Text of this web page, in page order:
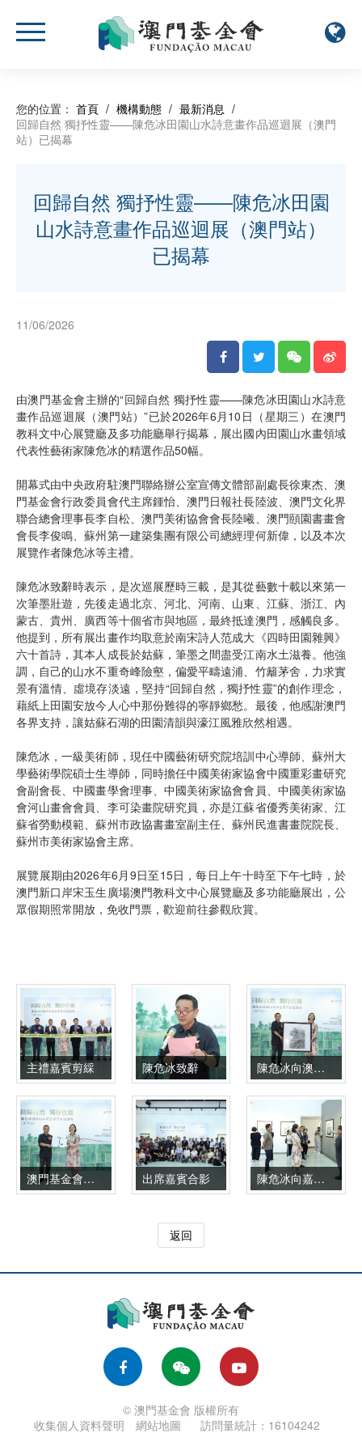
您的位置： 首頁 / 機構動態 / 最新消息 /
回歸自然 獨抒性靈——陳危冰田園山水詩意畫作品巡迴展（澳門
站）已揭幕
回歸自然 獨抒性靈——陳危冰田園
山水詩意畫作品巡迴展（澳門站）
已揭幕
11/06/2026
由澳門基金會主辦的“回歸自然 獨抒性靈——陳危冰田園山水詩意
畫作品巡迴展（澳門站）”已於2026年6月10日（星期三）在澳門
教科文中心展覽廳及多功能廳舉行揭幕，展出國內田園山水畫領域
代表性藝術家陳危冰的精選作品50幅。
開幕式由中央政府駐澳門聯絡辦公室宣傳文體部副處長徐東杰、澳
門基金會行政委員會代主席鍾怡、澳門日報社長陸波、澳門文化界
聯合總會理事長李自松、澳門美術協會會長陸曦、澳門頤園書畫會
會長李俊鳴、蘇州第一建築集團有限公司總經理何新偉，以及本次
展覽作者陳危冰等主禮。
陳危冰致辭時表示，是次巡展歷時三載，是其從藝數十載以來第一
次筆墨壯遊，先後走過北京、河北、河南、山東、江蘇、浙江、內
蒙古、貴州、廣西等十個省市與地區，最終抵達澳門，感觸良多。
他提到，所有展出畫作均取意於南宋詩人范成大《四時田園雜興》
六十首詩，其本人成長於姑蘇，筆墨之間盡受江南水土滋養。他強
調，自己的山水不重奇峰險壑，偏愛平疇遠浦、竹籬茅舍，力求實
景有溫情、虛境存淡遠，堅持“回歸自然，獨抒性靈”的創作理念，
藉紙上田園安放今人心中那份難得的寧靜鄉愁。最後，他感謝澳門
各界支持，讓姑蘇石湖的田園清韻與濠江風雅欣然相遇。
陳危冰，一級美術師，現任中國藝術研究院培訓中心導師、蘇州大
學藝術學院碩士生導師，同時擔任中國美術家協會中國重彩畫研究
會副會長、中國畫學會理事、中國美術家協會會員、中國美術家協
會河山畫會會員、李可染畫院研究員，亦是江蘇省優秀美術家、江
蘇省勞動模範、蘇州市政協書畫室副主任、蘇州民進書畫院院長、
蘇州市美術家協會主席。
展覽展期由2026年6月9日至15日，每日上午十時至下午七時，於
澳門新口岸宋玉生廣場澳門教科文中心展覽廳及多功能廳展出，公
眾假期照常開放，免收門票，歡迎前往參觀欣賞。
主禮嘉賓剪綵 陳危冰致辭 陳危冰向澳門基金會致送作品
澳門基金會行政委員會鍾怡代主席向陳危冰致送收藏證書 出席嘉賓合影 陳危冰向嘉賓介紹作品
返回
© 澳門基金會 版權所有
收集個人資料聲明
網站地圖 訪問量統計：16104242